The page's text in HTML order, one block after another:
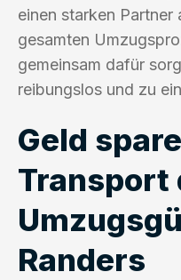
einen starken Partner
gesamten
gemeinsam dafür
reibungslos und zu
Geld
Transport
Randers